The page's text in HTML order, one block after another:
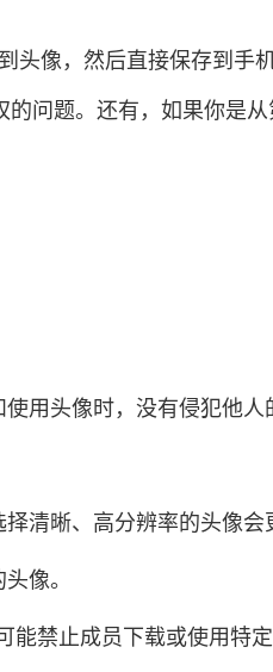
像，然后直接保存到手机
问题。还有，如果你是
用头像时，没有侵犯他人
清晰、高分辨率的头像会
像。
禁止成员下载或使用特定